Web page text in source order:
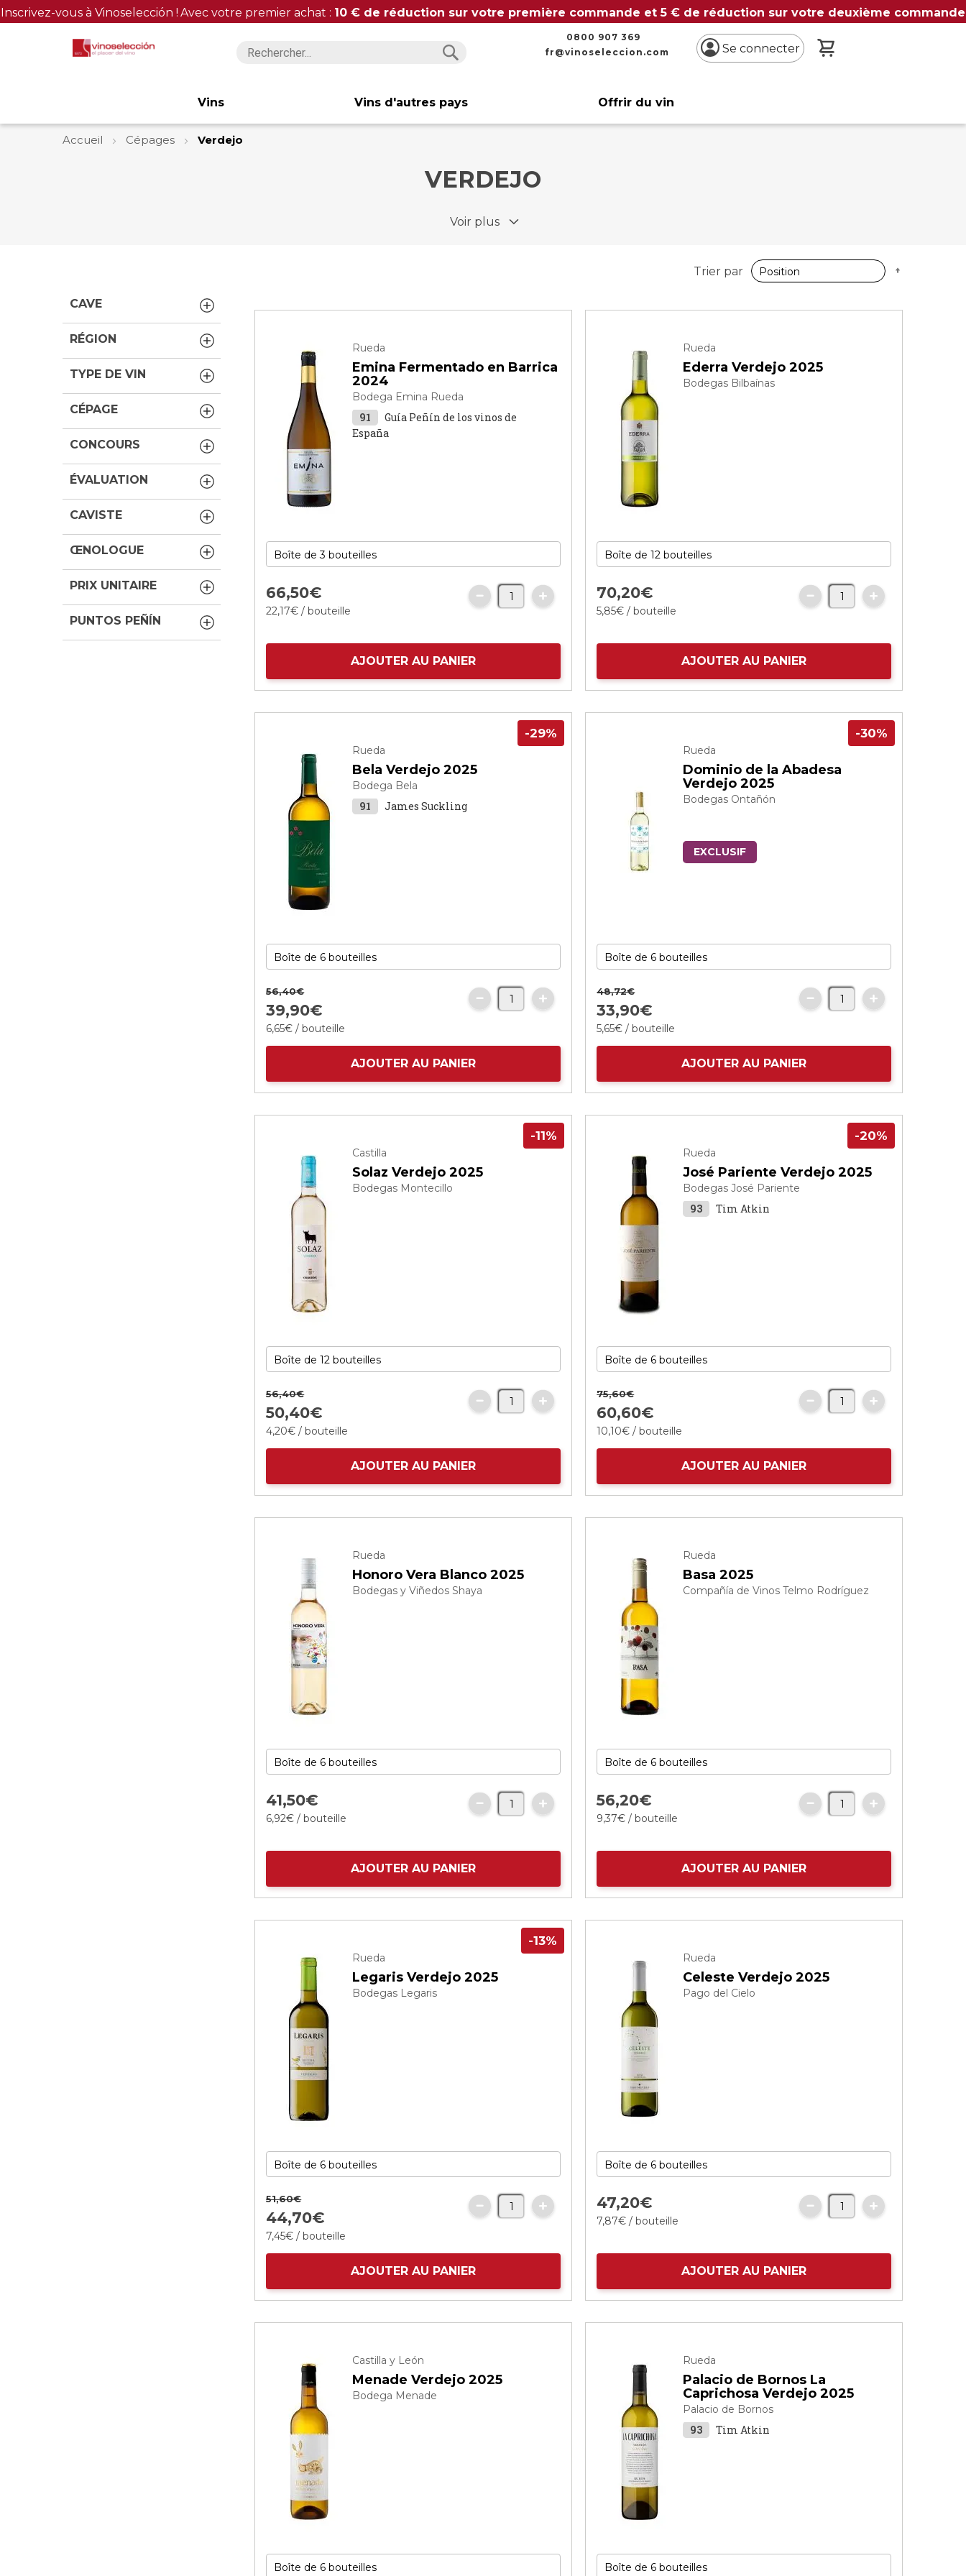
Inscrivez-vous à Vinoselección ! Avec votre premier achat : 10 € de réduction sur votre première commande et 5 € de réduction sur votre deuxième commande
0800 907 369
fr@vinoseleccion.com
Se connecter
Vins Vins d'autres pays Offrir du vin
Accueil Cépages Verdejo
VERDEJO
Voir plus
Trier par
Rueda
Emina Fermentado en Barrica
2024
Bodega Emina Rueda
91
Guía Peñín de los vinos de
España
66,50€
22,17€ / bouteille
AJOUTER AU PANIER
Rueda
Ederra Verdejo 2025
Bodegas Bilbaínas
70,20€
5,85€ / bouteille
AJOUTER AU PANIER
Rueda
Bela Verdejo 2025
Bodega Bela
91 James Suckling
-29%
56,40€
39,90€
6,65€ / bouteille
AJOUTER AU PANIER
Rueda
Dominio de la Abadesa
Verdejo 2025
Bodegas Ontañón
EXCLUSIF
-30%
48,72€
33,90€
5,65€ / bouteille
AJOUTER AU PANIER
Castilla
Solaz Verdejo 2025
Bodegas Montecillo
-11%
56,40€
50,40€
4,20€ / bouteille
AJOUTER AU PANIER
Rueda
José Pariente Verdejo 2025
Bodegas José Pariente
93 Tim Atkin
-20%
75,60€
60,60€
10,10€ / bouteille
AJOUTER AU PANIER
Rueda
Honoro Vera Blanco 2025
Bodegas y Viñedos Shaya
41,50€
6,92€ / bouteille
AJOUTER AU PANIER
Rueda
Basa 2025
Compañía de Vinos Telmo Rodríguez
56,20€
9,37€ / bouteille
AJOUTER AU PANIER
Rueda
Legaris Verdejo 2025
Bodegas Legaris
-13%
51,60€
44,70€
7,45€ / bouteille
AJOUTER AU PANIER
Rueda
Celeste Verdejo 2025
Pago del Cielo
47,20€
7,87€ / bouteille
AJOUTER AU PANIER
Castilla y León
Menade Verdejo 2025
Bodega Menade
Rueda
Palacio de Bornos La
Caprichosa Verdejo 2025
Palacio de Bornos
93 Tim Atkin
CAVE
RÉGION
TYPE DE VIN
CÉPAGE
CONCOURS
ÉVALUATION
CAVISTE
ŒNOLOGUE
PRIX UNITAIRE
PUNTOS PEÑÍN